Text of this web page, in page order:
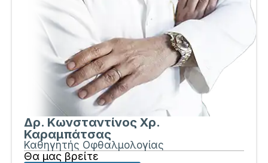
Δρ. Κωνσταντίνος Χρ.
Καραμπάτσας
Καθηγητής Οφθαλμολογίας
Θα μας βρείτε